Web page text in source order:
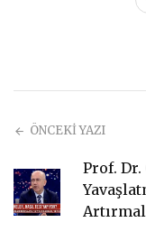
ÖNCEKİ YAZI
Prof. Dr.